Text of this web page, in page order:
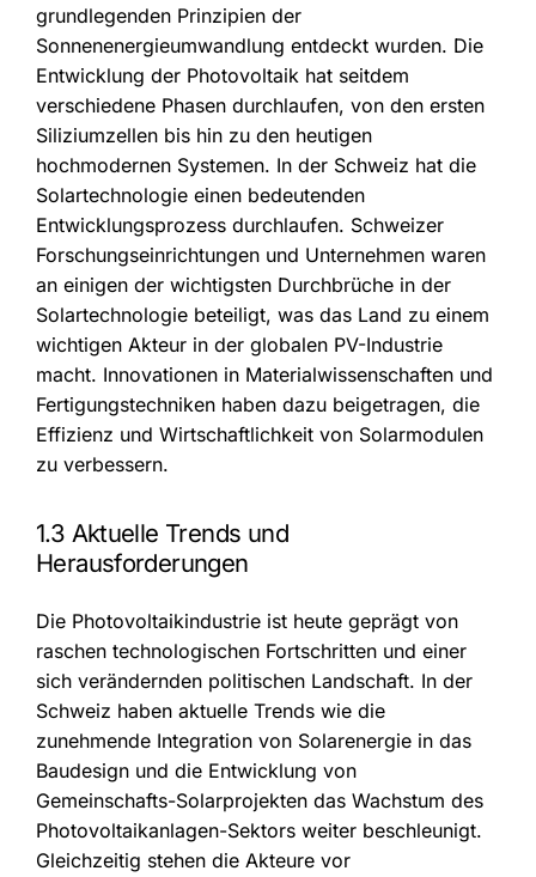
grundlegenden Prinzipien der
Sonnenenergieumwandlung entdeckt wurden. Die
Entwicklung der Photovoltaik hat seitdem
verschiedene Phasen durchlaufen, von den ersten
Siliziumzellen bis hin zu den heutigen
hochmodernen Systemen. In der Schweiz hat die
Solartechnologie einen bedeutenden
Entwicklungsprozess durchlaufen. Schweizer
Forschungseinrichtungen und Unternehmen waren
an einigen der wichtigsten Durchbrüche in der
Solartechnologie beteiligt, was das Land zu einem
wichtigen Akteur in der globalen PV-Industrie
macht. Innovationen in Materialwissenschaften und
Fertigungstechniken haben dazu beigetragen, die
Effizienz und Wirtschaftlichkeit von Solarmodulen
zu verbessern.
1.3 Aktuelle Trends und
Herausforderungen
Die Photovoltaikindustrie ist heute geprägt von
raschen technologischen Fortschritten und einer
sich verändernden politischen Landschaft. In der
Schweiz haben aktuelle Trends wie die
zunehmende Integration von Solarenergie in das
Baudesign und die Entwicklung von
Gemeinschafts-Solarprojekten das Wachstum des
Photovoltaikanlagen-Sektors weiter beschleunigt.
Gleichzeitig stehen die Akteure vor